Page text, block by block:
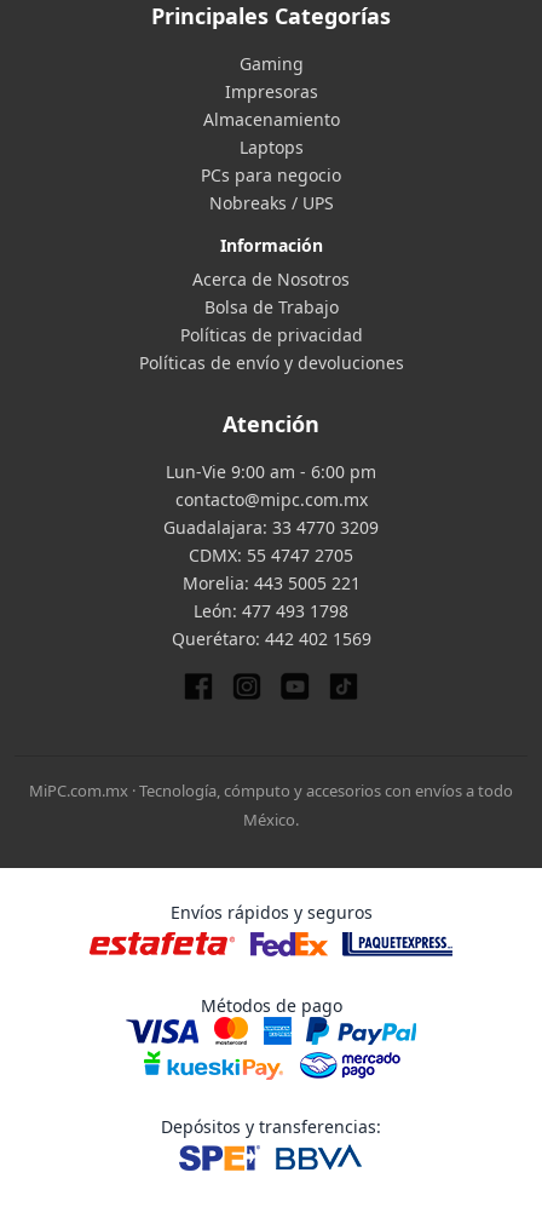
Principales Categorías
Gaming
Impresoras
Almacenamiento
Laptops
PCs para negocio
Nobreaks / UPS
Información
Acerca de Nosotros
Bolsa de Trabajo
Políticas de privacidad
Políticas de envío y devoluciones
Atención
Lun-Vie 9:00 am - 6:00 pm
contacto@mipc.com.mx
Guadalajara: 33 4770 3209
CDMX: 55 4747 2705
Morelia: 443 5005 221
León: 477 493 1798
Querétaro: 442 402 1569
MiPC.com.mx · Tecnología, cómputo y accesorios con envíos a todo
México.
Envíos rápidos y seguros
Métodos de pago
Depósitos y transferencias: